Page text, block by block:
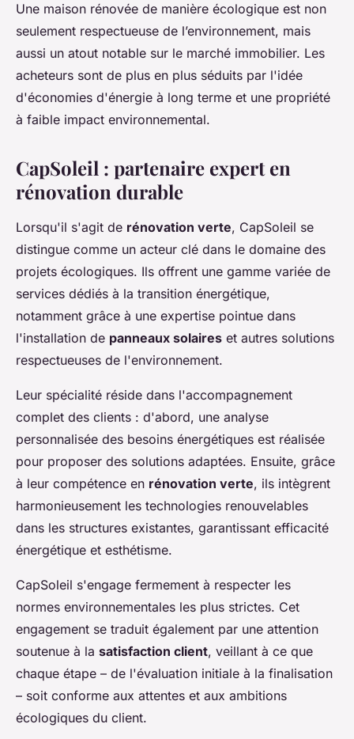
Une maison rénovée de manière écologique est non
seulement respectueuse de l’environnement, mais
aussi un atout notable sur le marché immobilier. Les
acheteurs sont de plus en plus séduits par l'idée
d'économies d'énergie à long terme et une propriété
à faible impact environnemental.
CapSoleil : partenaire expert en
rénovation durable
Lorsqu'il s'agit de rénovation verte, CapSoleil se
distingue comme un acteur clé dans le domaine des
projets écologiques. Ils offrent une gamme variée de
services dédiés à la transition énergétique,
notamment grâce à une expertise pointue dans
l'installation de panneaux solaires et autres solutions
respectueuses de l'environnement.
Leur spécialité réside dans l'accompagnement
complet des clients : d'abord, une analyse
personnalisée des besoins énergétiques est réalisée
pour proposer des solutions adaptées. Ensuite, grâce
à leur compétence en rénovation verte, ils intègrent
harmonieusement les technologies renouvelables
dans les structures existantes, garantissant efficacité
énergétique et esthétisme.
CapSoleil s'engage fermement à respecter les
normes environnementales les plus strictes. Cet
engagement se traduit également par une attention
soutenue à la satisfaction client, veillant à ce que
chaque étape – de l'évaluation initiale à la finalisation
– soit conforme aux attentes et aux ambitions
écologiques du client.